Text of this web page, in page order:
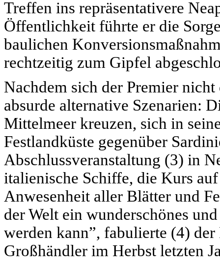
Treffen ins repräsentativere
Öffentlichkeit führte er die
baulichen
rechtzeitig zum Gipfel
Nachdem sich der Premier
absurde alternative Szenarien:
Mittelmeer kreuzen, sich in
Festlandküste gegenüber
Abschlussveranstaltung (3) in
italienische Schiffe, die Kurs
Anwesenheit aller Blätter und
der Welt ein wunderschönes
werden kann”, fabulierte (4)
Großhändler im Herbst letzten